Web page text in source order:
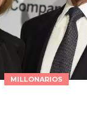
MILLONARIOS